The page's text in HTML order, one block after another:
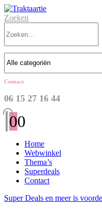
Zoeken
Contact
06 15 27 16 44
00
Home
Webwinkel
Thema’s
Superdeals
Contact
Super Deals en meer is